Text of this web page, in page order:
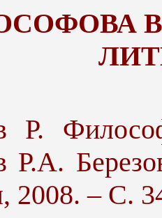
Р.
Р.А.
2008. – С.